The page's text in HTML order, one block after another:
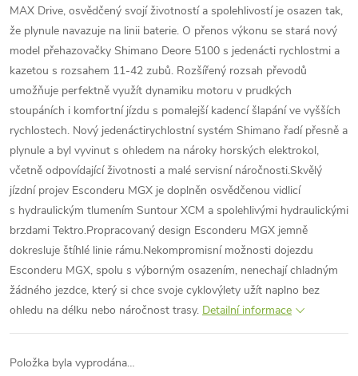
MAX Drive, osvědčený svojí životností a spolehlivostí je osazen tak,
že plynule navazuje na linii baterie. O přenos výkonu se stará nový
model přehazovačky Shimano Deore 5100 s jedenácti rychlostmi a
kazetou s rozsahem 11-42 zubů. Rozšířený rozsah převodů
umožňuje perfektně využít dynamiku motoru v prudkých
stoupáních i komfortní jízdu s pomalejší kadencí šlapání ve vyšších
rychlostech. Nový jedenáctirychlostní systém Shimano řadí přesně a
plynule a byl vyvinut s ohledem na nároky horských elektrokol,
včetně odpovídající životnosti a malé servisní náročnosti.Skvělý
jízdní projev Esconderu MGX je doplněn osvědčenou vidlicí
s hydraulickým tlumením Suntour XCM a spolehlivými hydraulickými
brzdami Tektro.Propracovaný design Esconderu MGX jemně
dokresluje štíhlé linie rámu.Nekompromisní možnosti dojezdu
Esconderu MGX, spolu s výborným osazením, nenechají chladným
žádného jezdce, který si chce svoje cyklovýlety užít naplno bez
ohledu na délku nebo náročnost trasy. Detailní informace
Položka byla vyprodána…